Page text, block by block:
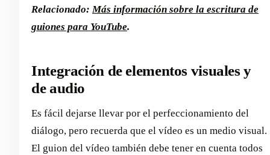
Relacionado: Más información sobre la escritura de
guiones para YouTube.
Integración de elementos visuales y
de audio
Es fácil dejarse llevar por el perfeccionamiento del
diálogo, pero recuerda que el vídeo es un medio visual.
El guion del vídeo también debe tener en cuenta todos